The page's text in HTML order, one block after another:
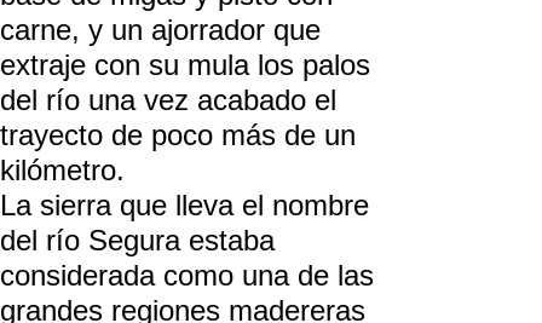
carne, y un ajorrador que
extraje con su mula los palos
del río una vez acabado el
trayecto de poco más de un
kilómetro.
La sierra que lleva el nombre
del río Segura estaba
considerada como una de las
grandes regiones madereras